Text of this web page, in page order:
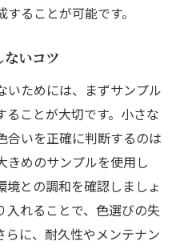
を最大化する方法
えて効果を出す
効果を最大化するコツ
果を考える
無駄を省く方法
賢く使う秘訣
ンキング紹介
とおすすめランキング
ることが可能です。
いコツ
いためには、まずサンプル
ることが大切です。小さな
合いを正確に判断するのは
きめのサンプルを使用し
との調和を確認しましょ
入れることで、色選びの失
に、耐久性やメンテナン